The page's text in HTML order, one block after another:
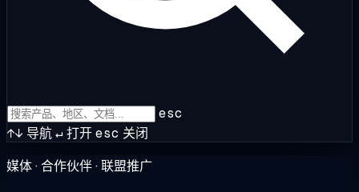
esc
↑↓ 导航↵打开esc 关闭
媒体 · 合作伙伴 · 联盟推广